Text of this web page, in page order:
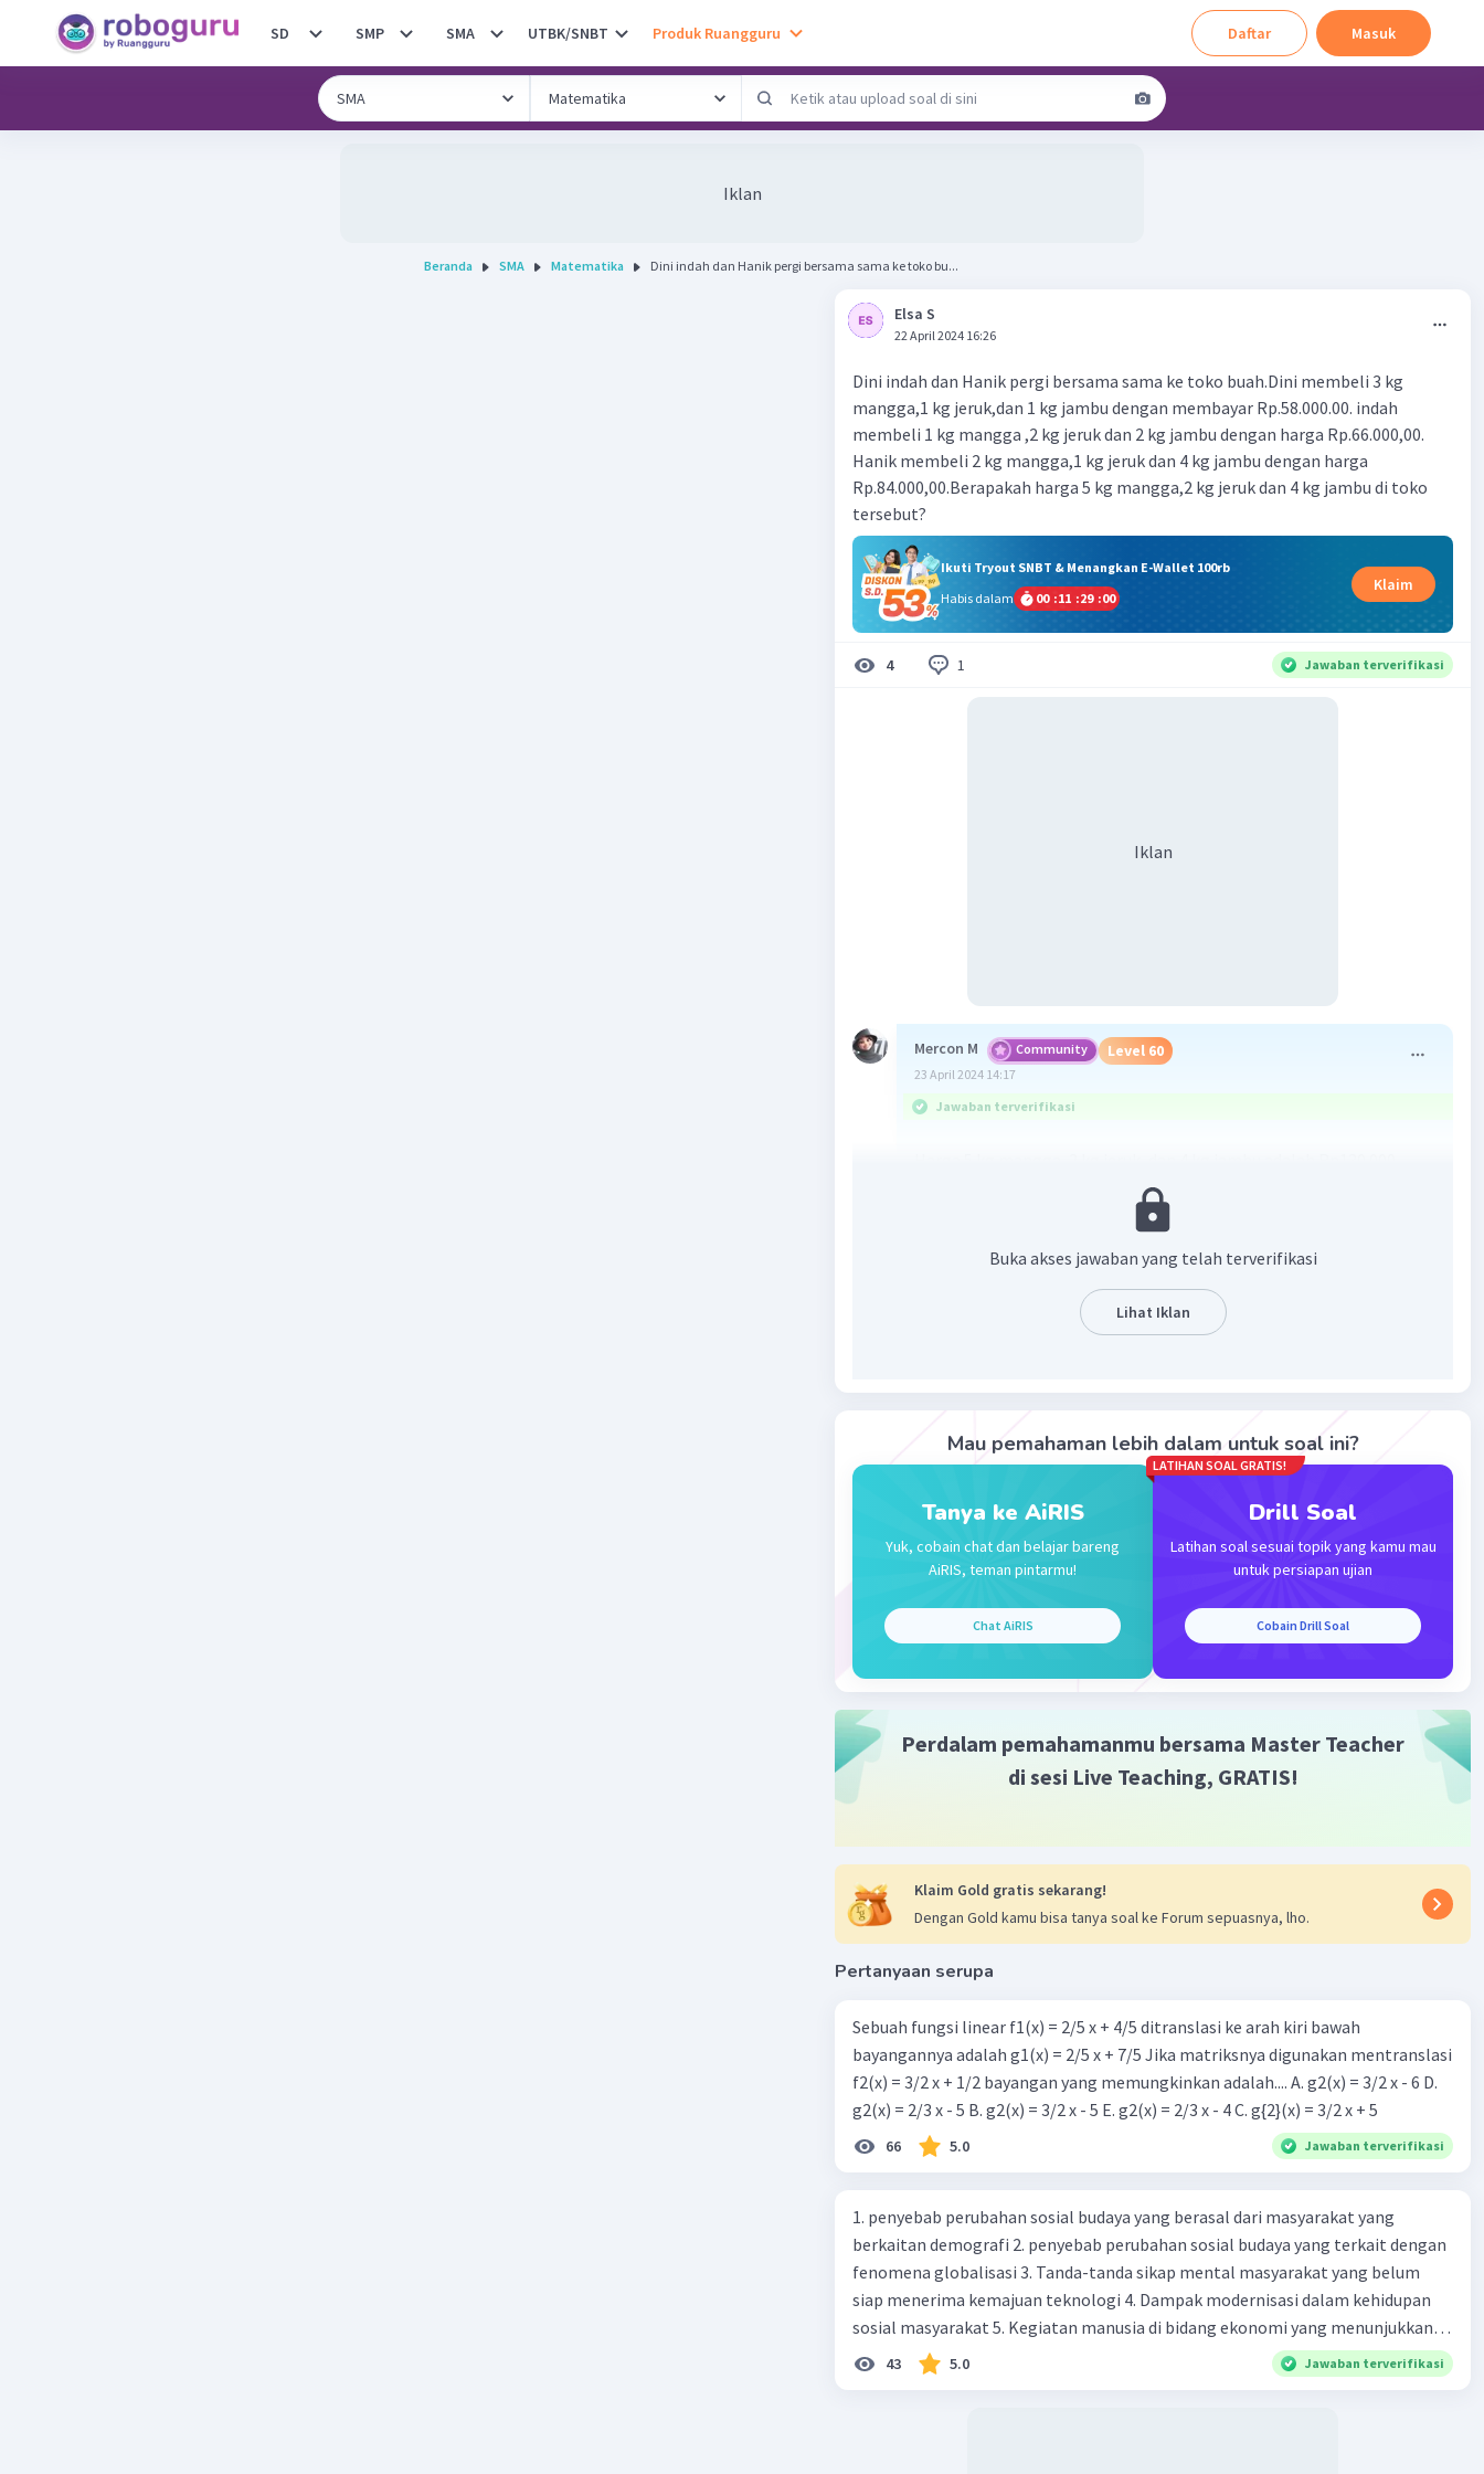
SD SMP SMA UTBK/SNBT Produk Ruangguru Daftar Masuk
Iklan
Beranda SMA Matematika Dini indah dan Hanik pergi bersama sama ke toko bu...
Elsa S
22 April 2024 16:26
Dini indah dan Hanik pergi bersama sama ke toko buah.Dini membeli 3 kg
mangga,1 kg jeruk,dan 1 kg jambu dengan membayar Rp.58.000.00. indah
membeli 1 kg mangga ,2 kg jeruk dan 2 kg jambu dengan harga Rp.66.000,00.
Hanik membeli 2 kg mangga,1 kg jeruk dan 4 kg jambu dengan harga
Rp.84.000,00.Berapakah harga 5 kg mangga,2 kg jeruk dan 4 kg jambu di toko
tersebut?
Ikuti Tryout SNBT & Menangkan E-Wallet 100rb
Habis dalam
00 :11 :28 :59
Klaim
4 1 Jawaban terverifikasi
Iklan
Mercon M Community Level 60
23 April 2024 14:17
Jawaban terverifikasi
jeruk = y = 16.000Buka akses jawaban yang telah terverifikasi
Lihat Iklan
Mau pemahaman lebih dalam untuk soal ini?
Tanya ke AiRIS
Yuk, cobain chat dan belajar bareng
AiRIS, teman pintarmu!
Chat AiRIS
LATIHAN SOAL GRATIS!
Drill Soal
Latihan soal sesuai topik yang kamu mau
untuk persiapan ujian
Cobain Drill Soal
Perdalam pemahamanmu bersama Master Teacher
di sesi Live Teaching, GRATIS!
Klaim Gold gratis sekarang!
Dengan Gold kamu bisa tanya soal ke Forum sepuasnya, lho.
Pertanyaan serupa
Sebuah fungsi linear f1(x) = 2/5 x + 4/5 ditranslasi ke arah kiri bawah
bayangannya adalah g1(x) = 2/5 x + 7/5 Jika matriksnya digunakan mentranslasi
f2(x) = 3/2 x + 1/2 bayangan yang memungkinkan adalah.... A. g2(x) = 3/2 x - 6 D.
g2(x) = 2/3 x - 5 B. g2(x) = 3/2 x - 5 E. g2(x) = 2/3 x - 4 C. g{2}(x) = 3/2 x + 5
66 5.0 Jawaban terverifikasi
1. penyebab perubahan sosial budaya yang berasal dari masyarakat yang
berkaitan demografi 2. penyebab perubahan sosial budaya yang terkait dengan
fenomena globalisasi 3. Tanda-tanda sikap mental masyarakat yang belum
siap menerima kemajuan teknologi 4. Dampak modernisasi dalam kehidupan
sosial masyarakat 5. Kegiatan manusia di bidang ekonomi yang menunjukkan
perubahan ke arah modernisasi 6. Contoh pengaruh modernisasi di bidang ilmu
pengetahuan dan pendidikan terhadap pola pikir masyarakat 7. Konsep
43 5.0 Jawaban terverifikasi